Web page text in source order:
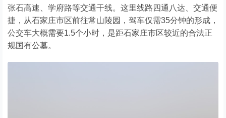
张石高速、学府路等交通干线。这里线路四通八达、交通便
捷，从石家庄市区前往常山陵园，驾车仅需35分钟的形成，
公交车大概需要1.5个小时，是距石家庄市区较近的合法正
规国有公墓。